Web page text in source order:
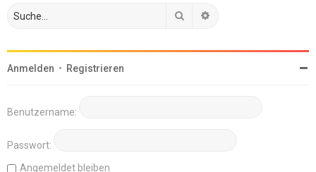
Suche
Anmelden • Registrieren
Benutzername:
Passwort:
Angemeldet bleiben